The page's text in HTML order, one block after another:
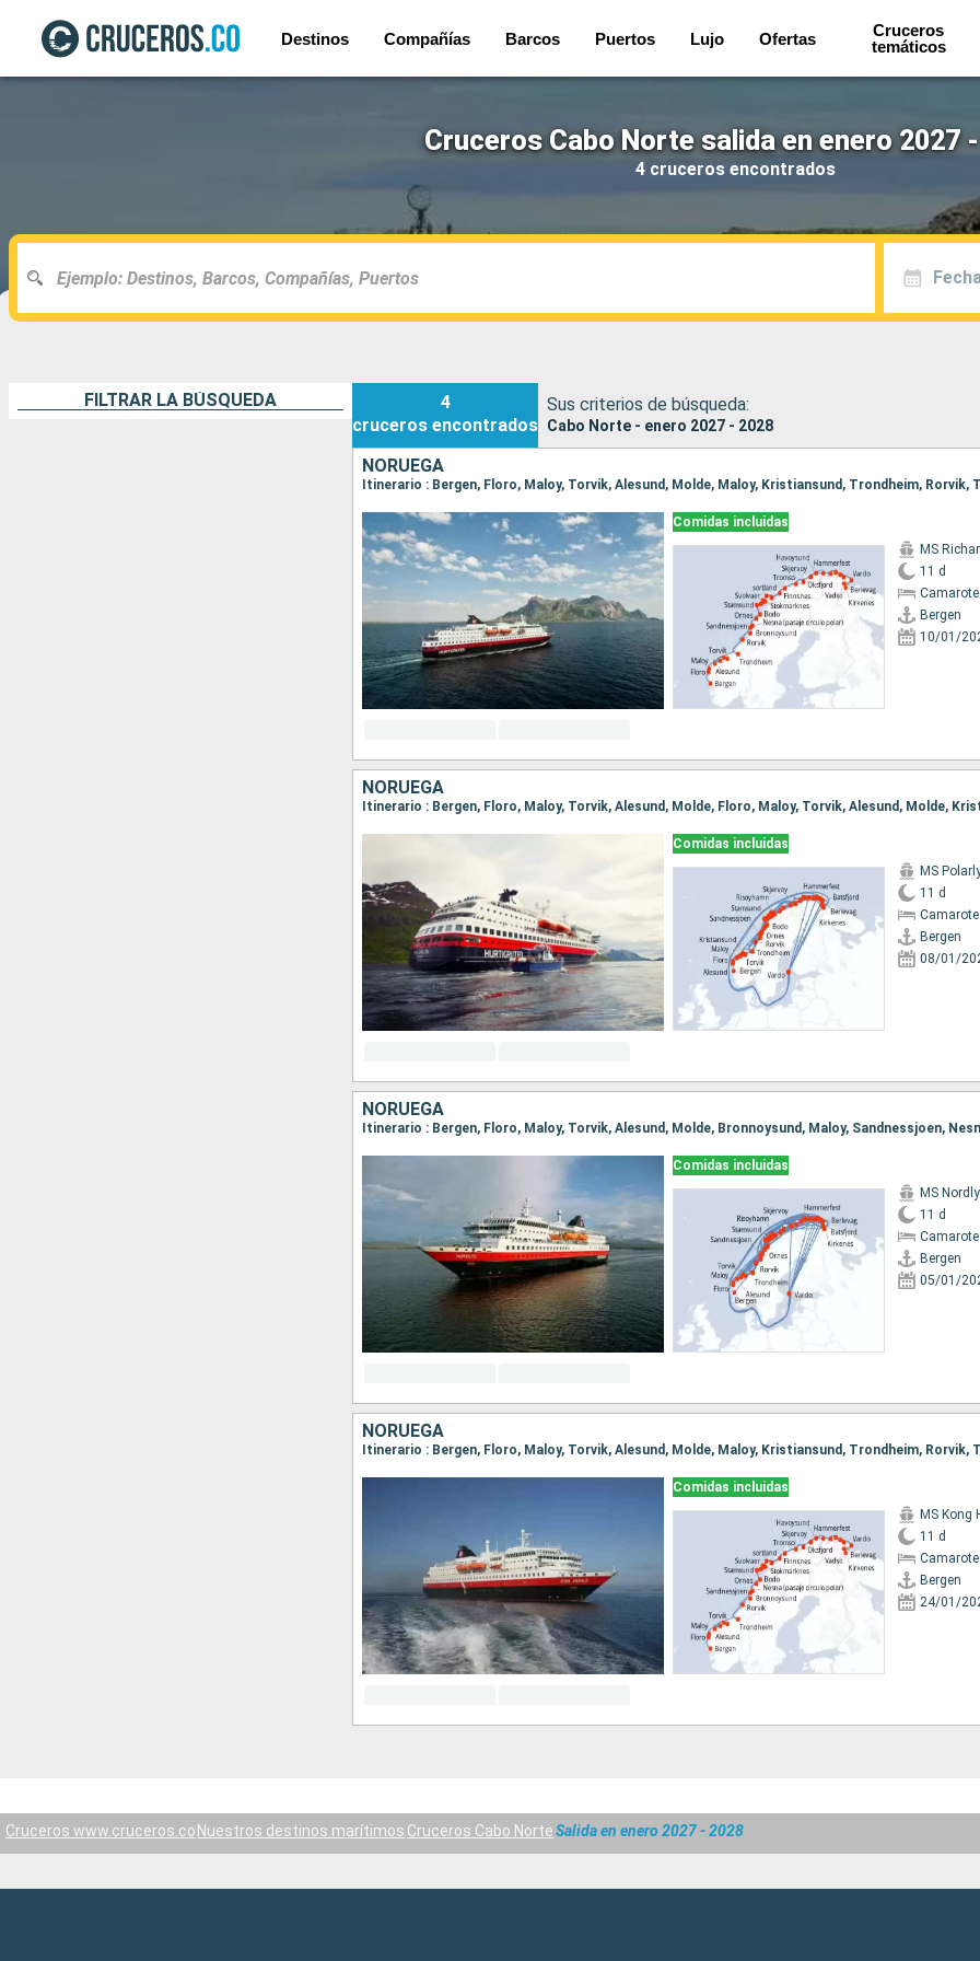
Destinos Compañías Barcos Puertos Lujo Ofertas
Cruceros
temáticos
Cruceros Cabo Norte salida en enero 2027
4 cruceros encontrados
FILTRAR LA BÚSQUEDA
4
cruceros encontrados
Sus criterios de búsqueda:
Cabo Norte - enero 2027 - 2028
NORUEGA
Comidas incluidas
MS
11 d
Bergen
10/01/
NORUEGA
Comidas incluidas
MS
11 d
Bergen
08/01/
NORUEGA
Comidas incluidas
MS
11 d
Bergen
05/01/
NORUEGA
Comidas incluidas
MS Kong
11 d
Bergen
24/01/
Cruceros www.cruceros.co Nuestros destinos marítimos Cruceros Cabo NorteSalida en enero 2027 - 2028